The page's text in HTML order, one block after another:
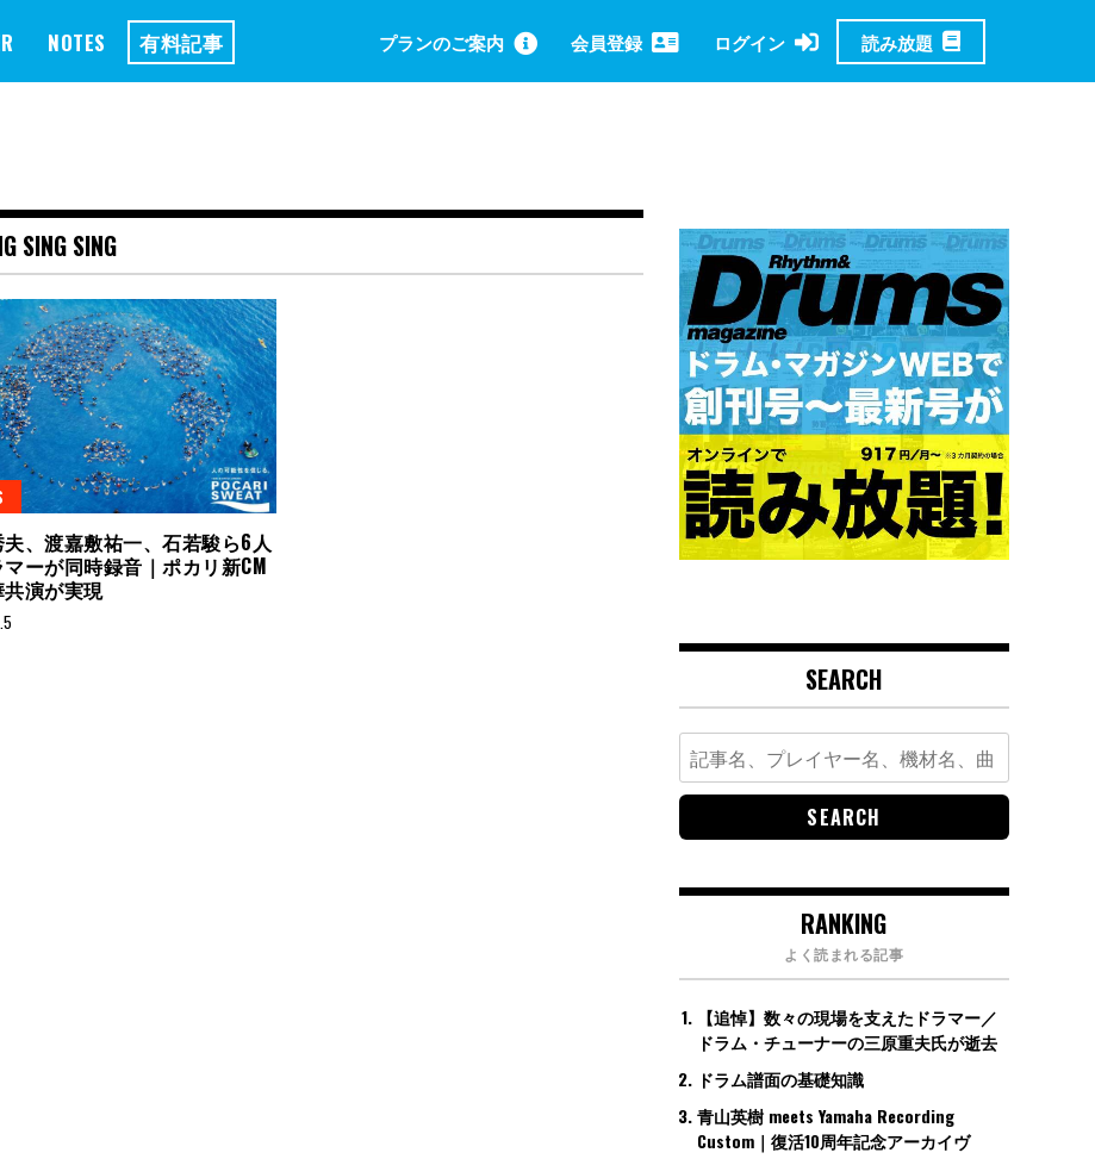
NOTES 有料記事 プランのご案内 会員登録 ログイン 読み放題
SING SING
夫、渡嘉敷祐一、石若駿ら6人
ーが同時録音｜ポカリ新CM
演が実現
SEARCH
Search
for:
RANKING
よく読まれる記事
【追悼】数々の現場を支えたドラマー／
ドラム・チューナーの三原重夫氏が逝去
ドラム譜面の基礎知識
青山英樹 meets Yamaha Recording
Custom｜復活10周年記念アーカイヴ